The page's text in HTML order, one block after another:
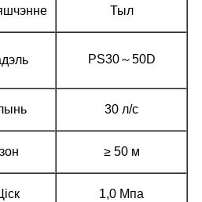
Тыл
PS30～50D
30 л/с
≥ 50 м
1,0 Мпа